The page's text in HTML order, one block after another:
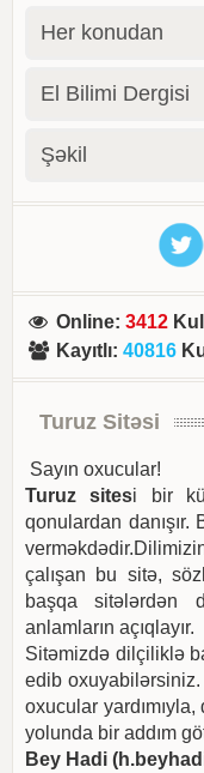
Her konudan
El Bilimi Dergisi
Şəkil
Online:3412
Kayıtlı:40816
Turuz Sitəsi
Sayın oxucular!
Turuz sitesi bir
qonulardan
çalışan bu sitə,
başqa sitələrdən
anlamların açıqlayır.
Sitəmizdə dilçiliklə
edib
oxucular
yolunda bir addım
Bey Hadi (